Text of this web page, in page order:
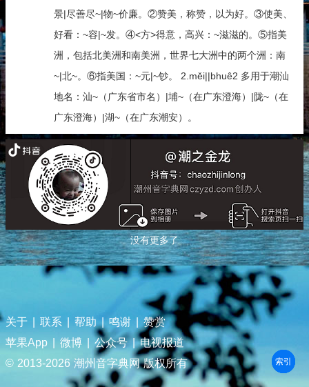
景|尽善尽~|物~价廉。②赞美，称赞，以为好。③使美、
好看：~容|~发。④<方>得意，高兴：~滋滋的。⑤指美
洲，包括北美洲和南美洲，世界七大洲中的两个洲：南
~|北~。⑥指美国：~元|~钞。 2.měi||bhuê2 多用于潮汕
地名：汕~（广东省市名）|埔~（在广东澄海）|陇~（在
广东澄海）|湖~（在广东潮安）。
没有更多了
关于 联系 帮助 鸣谢
赞赏
苹果App
微博 公众号
电视报道
© 2013-2026 潮州音字典网 版权所有 部首
笔划
拼音
潮拼